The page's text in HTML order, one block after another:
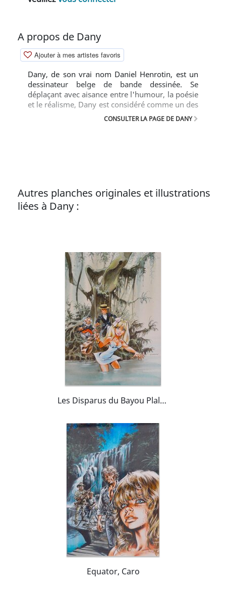
A propos de Dany
Ajouter à mes artistes favoris
Dany, de son vrai nom Daniel Henrotin, est un
dessinateur belge de bande dessinée. Se
déplaçant avec aisance entre l'humour, la poésie
et le réalisme, Dany est considéré comme un des
grands auteurs de la bande dessinée franco-
CONSULTER LA PAGE DE DANY
Autres planches originales et illustrations
liées à Dany :
Les Disparus du Bayou Plalah (Colombe et Olivier Rameau)
Equator, Caro